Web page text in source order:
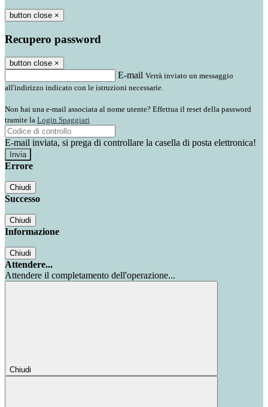
button close ×
Recupero password
button close ×
E-mail Verrà inviato un messaggio
all'indirizzo indicato con le istruzioni necessarie.
Non hai una e-mail associata al nome utente? Effettua il reset della password
tramite la Login Spaggiari
E-mail inviata, si prega di controllare la casella di posta elettronica!
Errore
Chiudi
Successo
Chiudi
Informazione
Chiudi
Attendere...
Attendere il completamento dell'operazione...
Chiudi